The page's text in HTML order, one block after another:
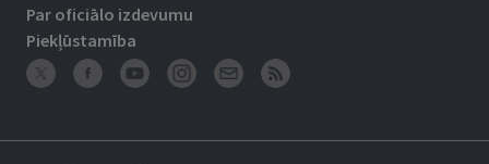
Par oficiālo izdevumu
Piekļūstamība